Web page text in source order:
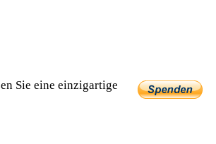
Sie eine einzig­artige